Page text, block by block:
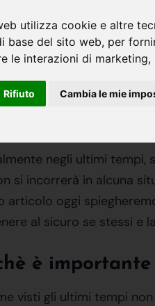
utilizza cookie e altre
base del sito web, per
le interazioni di marketing,
Rifiuto Cambia le mie
Bergamo
negli ultimi tempi,
si incorrerà in alcuna
articolo oggi
al sicuro se stessi e
è
visti gli ultimi tempi